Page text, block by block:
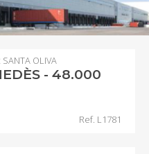
SANTA OLIVA
- 48.000
Ref. L1781